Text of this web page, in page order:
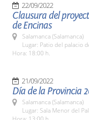
22/09/2022
Clausura del
de Encinas
Salamanca (Salamanca)
Lugar: Patio del palacio
Hora: 18:00 h.
21/09/2022
Día de la Provincia
Salamanca (Salamanca)
Lugar: Sala Menor del